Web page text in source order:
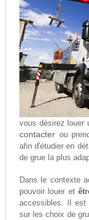
vous désirez louer
contacterou
afin d'étudier en
de grue la plus
Dans le contexte
pouvoir louer et
accessibles. Il est
sur les choix de